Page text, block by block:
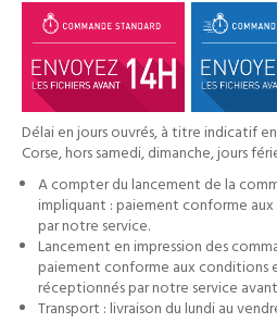
Délai en jours ouvrés, à titre indicatif
Corse, hors samedi, dimanche, jours
A compter du lancement de la
impliquant : paiement conforme
par notre service.
Lancement en impression des
paiement conforme aux conditions
réceptionnés par notre service
Transport : livraison du lundi au